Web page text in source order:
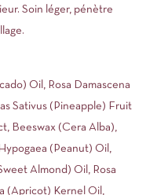
Soin léger, pénètre
Oil, Rosa Damascena
Sativus (Pineapple) Fruit
Beeswax (Cera Alba),
(Peanut) Oil,
Almond) Oil, Rosa
(Apricot) Kernel Oil,